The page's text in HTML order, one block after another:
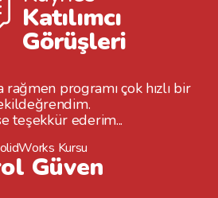
Katılımcı
Görüşleri
programı çok hızlı bir
teşekkür ederim...
Kursu
Güven